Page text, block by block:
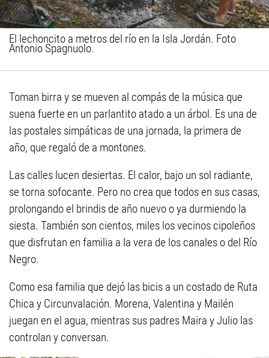
El lechoncito a metros del río en la Isla Jordán. Foto
Antonio Spagnuolo.
Toman birra y se mueven al compás de la música que
suena fuerte en un parlantito atado a un árbol. Es una de
las postales simpáticas de una jornada, la primera de
año, que regaló de a montones.
Las calles lucen desiertas. El calor, bajo un sol radiante,
se torna sofocante. Pero no crea que todos en sus casas,
prolongando el brindis de año nuevo o ya durmiendo la
siesta. También son cientos, miles los vecinos cipoleños
que disfrutan en familia a la vera de los canales o del Río
Negro.
Como esa familia que dejó las bicis a un costado de Ruta
Chica y Circunvalación. Morena, Valentina y Mailén
juegan en el agua, mientras sus padres Maira y Julio las
controlan y conversan.